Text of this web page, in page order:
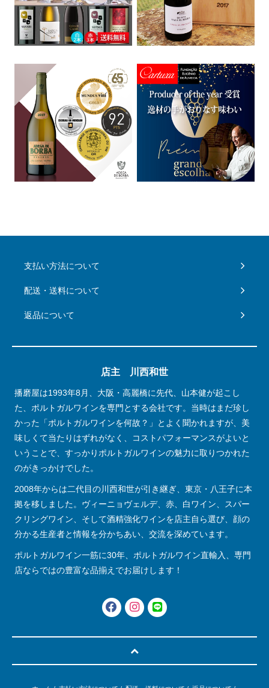
支払い方法について
配送・送料について
返品について
店主 川西和世
播磨屋は1993年8月、大阪・高麗橋に先代、山本健が起こし
た、ポルトガルワインを専門とする会社です。当時はまだ珍し
かった「ポルトガルワインを何故？」とよく聞かれますが、美
味しくて当たりはずれがなく、コストパフォーマンスがよいと
いうことで、すっかりポルトガルワインの魅力に取りつかれた
のがきっかけでした。
2008年からは二代目の川西和世が引き継ぎ、東京・八王子に本
拠を移しました。ヴィーニョヴェルデ、赤、白ワイン、スパー
クリングワイン、そして酒精強化ワインを店主自ら選び、顔の
分かる生産者と情報を分かちあい、交流を深めています。
ポルトガルワイン一筋に30年、ポルトガルワイン直輸入、専門
店ならではの豊富な品揃えでお届けします！